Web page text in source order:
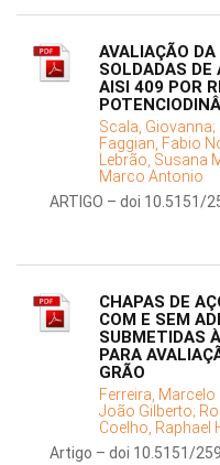
AVALIAÇÃO
SOLDADAS DE
AISI 409 POR
Scala, Giovanna;
Faggian, Fabio
Lebrão, Susana
Marco Antonio
ARTIGO – doi 10.5151/
CHAPAS DE
COM E SEM
SUBMETIDAS
PARA
GRÃO
Ferreira, Marcelo
João Gilberto;
Coelho, Raphael
Artigo – doi 10.5151/